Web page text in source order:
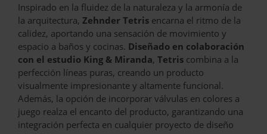
Inspirado en la fluidez de la naturaleza y la armonía de
la arquitectura, Zehnder Tetris encarna el ritmo de la
calidez, aportando una sensación de movimiento y
espacio a baños y cocinas. Diseñado en colaboración
con el estudio King & Miranda, Tetris combina a la
perfección líneas puras, creando un producto
visualmente impresionante y altamente funcional.
Además, la opción de incorporar válvulas en colores a
juego realza el encanto del producto, garantizando una
integración perfecta en cualquier proyecto de diseño